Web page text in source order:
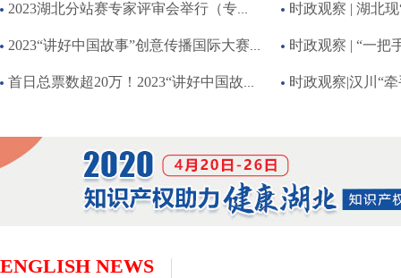
2023湖北分站赛专家评审会举行（专家点评）
2023“讲好中国故事”创意传播国际大赛湖北分站赛获奖名单
首日总票数超20万！2023“讲好中国故事”创意传播国际大赛湖北分站赛网络投票火热进行中
时政观察 | 湖北
时政观察 | “一把
时政观察|汉川“牵
ENGLISH NEWS